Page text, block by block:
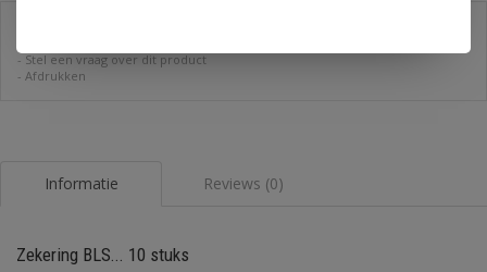
- Stel een vraag over dit product
- Afdrukken
Informatie Reviews (0)
Zekering BLS... 10 stuks